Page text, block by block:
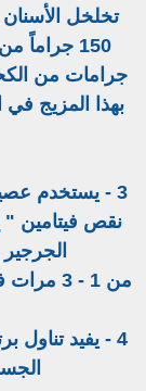
تخلخل
جرامات من
بهذا المزيج
3 - يستخدم
نقص فيتامين
من 1 - 3 مرات في اليوم ويمكن أخذه مع الماء أو الحليب .
4 - يفيد تناول